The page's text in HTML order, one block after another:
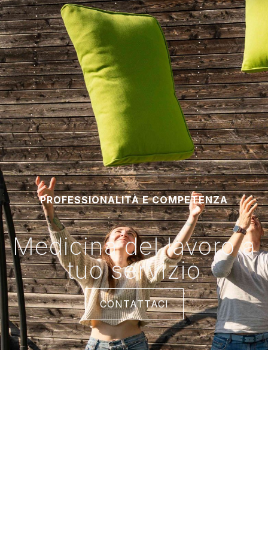
PROFESSIONALITÀ E COMPETENZA
Medicina del lavoro a
tuo servizio
CONTATTACI